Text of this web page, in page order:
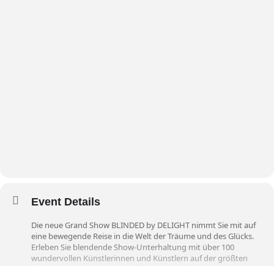
Event Details
Die neue Grand Show BLINDED by DELIGHT nimmt Sie mit auf
eine bewegende Reise in die Welt der Träume und des Glücks.
Erleben Sie blendende Show-Unterhaltung mit über 100
wundervollen Künstlerinnen und Künstlern auf der größten